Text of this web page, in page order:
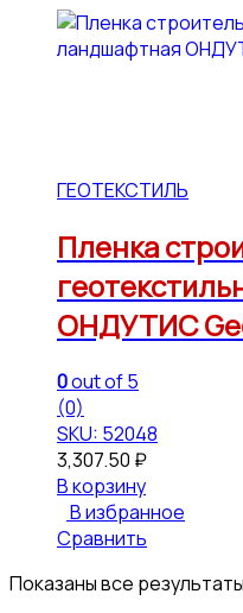
ГЕОТЕКСТИЛЬ
Пленка
ОНДУТИС
0out of 5
(0)
SKU: 52048
3,307.50 ₽
В корзину
В избранное
Сравнить
Показаны все